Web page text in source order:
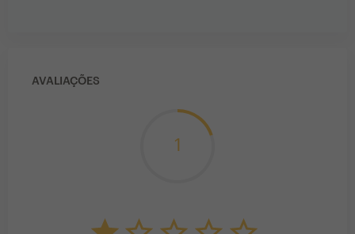
AVALIAÇÕES
1